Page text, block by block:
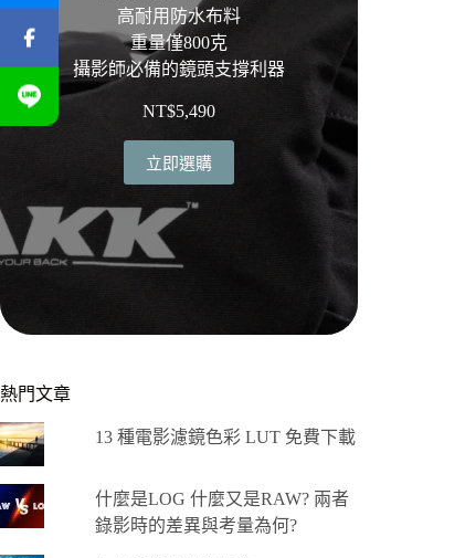
高耐用防水布料
重量僅800克
攝影師必備的鏡頭支撐利器
NT$5,490
立即選購
熱門文章
13 種電影濾鏡色彩 LUT 免費下載
什麼是LOG 什麼又是RAW? 兩者
錄影時的差異與考量為何?